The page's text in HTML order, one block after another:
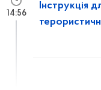
Інструкція
14:56